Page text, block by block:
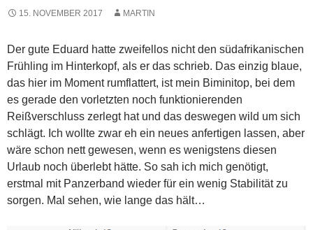
15. NOVEMBER 2017 MARTIN
Der gute Eduard hatte zweifellos nicht den südafrikanischen
Frühling im Hinterkopf, als er das schrieb. Das einzig blaue,
das hier im Moment rumflattert, ist mein Biminitop, bei dem
es gerade den vorletzten noch funktionierenden
Reißverschluss zerlegt hat und das deswegen wild um sich
schlägt. Ich wollte zwar eh ein neues anfertigen lassen, aber
wäre schon nett gewesen, wenn es wenigstens diesen
Urlaub noch überlebt hätte. So sah ich mich genötigt,
erstmal mit Panzerband wieder für ein wenig Stabilität zu
sorgen. Mal sehen, wie lange das hält…